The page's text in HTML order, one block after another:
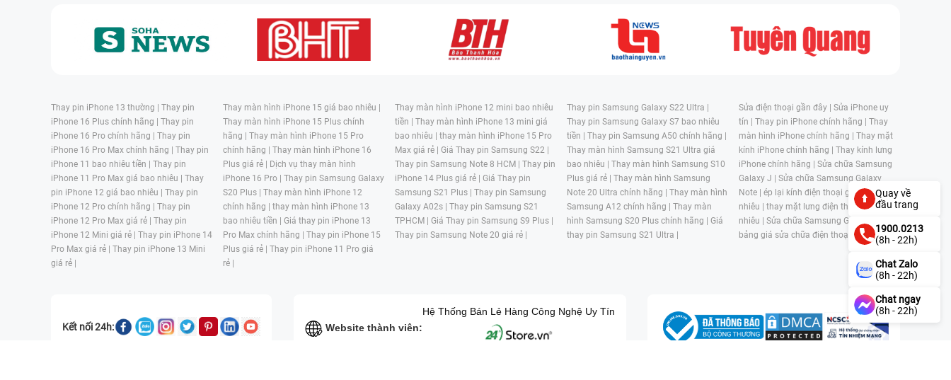
Thay pin iPhone 13 thường | Thay pin
iPhone 16 Plus chính hãng | Thay pin
iPhone 16 Pro chính hãng | Thay pin
iPhone 16 Pro Max chính hãng | Thay pin
iPhone 11 bao nhiêu tiền | Thay pin
iPhone 11 Pro Max giá bao nhiêu | Thay
pin iPhone 12 giá bao nhiêu | Thay pin
iPhone 12 Pro chính hãng | Thay pin
iPhone 12 Pro Max giá rẻ | Thay pin
iPhone 12 Mini giá rẻ | Thay pin iPhone 14
Pro Max giá rẻ | Thay pin iPhone 13 Mini
giá rẻ |
Thay màn hình iPhone 15 giá bao nhiêu |
Thay màn hình iPhone 15 Plus chính
hãng | Thay màn hình iPhone 15 Pro
chính hãng | Thay màn hình iPhone 16
Plus giá rẻ | Dịch vụ thay màn hình
iPhone 16 Pro | Thay pin Samsung Galaxy
S20 Plus | Thay màn hình iPhone 12
chính hãng | thay màn hình iPhone 13
bao nhiêu tiền | Giá thay pin iPhone 13
Pro Max chính hãng | Thay pin iPhone 15
Plus giá rẻ | Thay pin iPhone 11 Pro giá
rẻ |
Thay màn hình iPhone 12 mini bao nhiêu
tiền | Thay màn hình iPhone 13 mini giá
bao nhiêu | thay màn hình iPhone 15 Pro
Max giá rẻ | Giá Thay pin Samsung S22 |
Thay pin Samsung Note 8 HCM | Thay pin
iPhone 14 Plus giá rẻ | Giá Thay pin
Samsung S21 Plus | Thay pin Samsung
Galaxy A02s | Thay pin Samsung S21
TPHCM | Giá Thay pin Samsung S9 Plus |
Thay pin Samsung Note 20 giá rẻ |
Thay pin Samsung Galaxy S22 Ultra |
Thay pin Samsung Galaxy S7 bao nhiêu
tiền | Thay pin Samsung A50 chính hãng |
Thay màn hình Samsung S21 Ultra giá
bao nhiêu | Thay màn hình Samsung S10
Plus giá rẻ | Thay màn hình Samsung
Note 20 Ultra chính hãng | Thay màn hình
Samsung A12 chính hãng | Thay màn
hình Samsung S20 Plus chính hãng | Giá
thay pin Samsung S21 Ultra |
Sửa điện thoại gần đây | Sửa iPhone uy
tín | Thay pin iPhone chính hãng | Thay
màn hình iPhone chính hãng | Thay mặt
kính iPhone chính hãng | Thay kính lưng
iPhone chính hãng | Sửa chữa Samsung
Galaxy J | Sửa chữa Samsung Galaxy
Note | ép lại kính điện thoại giá bao
nhiêu | thay mặt lưng điện thoại giá bao
nhiêu | Sửa chữa Samsung Galaxy S |
bảng giá sửa chữa điện thoại samsung |
Kết nối 24h: Website thành viên:
Hệ Thống Bán Lẻ Hàng Công Nghệ Uy Tín
Quay về
đầu trang
1900.0213
(8h - 22h)
Chat Zalo
(8h - 22h)
Chat ngay
(8h - 22h)